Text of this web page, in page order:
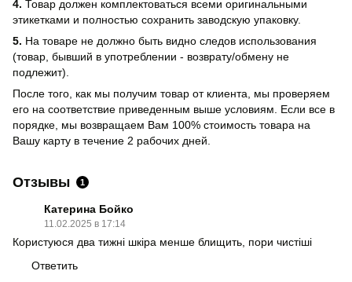
4. Товар должен комплектоваться всеми оригинальными
этикетками и полностью сохранить заводскую упаковку.
5. На товаре не должно быть видно следов использования
(товар, бывший в употреблении - возврату/обмену не
подлежит).
После того, как мы получим товар от клиента, мы проверяем
его на соответствие приведенным выше условиям. Если все в
порядке, мы возвращаем Вам 100% стоимость товара на
Вашу карту в течение 2 рабочих дней.
Отзывы 1
Катерина Бойко
11.02.2025 в 17:14
Користуюся два тижні шкіра менше блищить, пори чистіші
Ответить